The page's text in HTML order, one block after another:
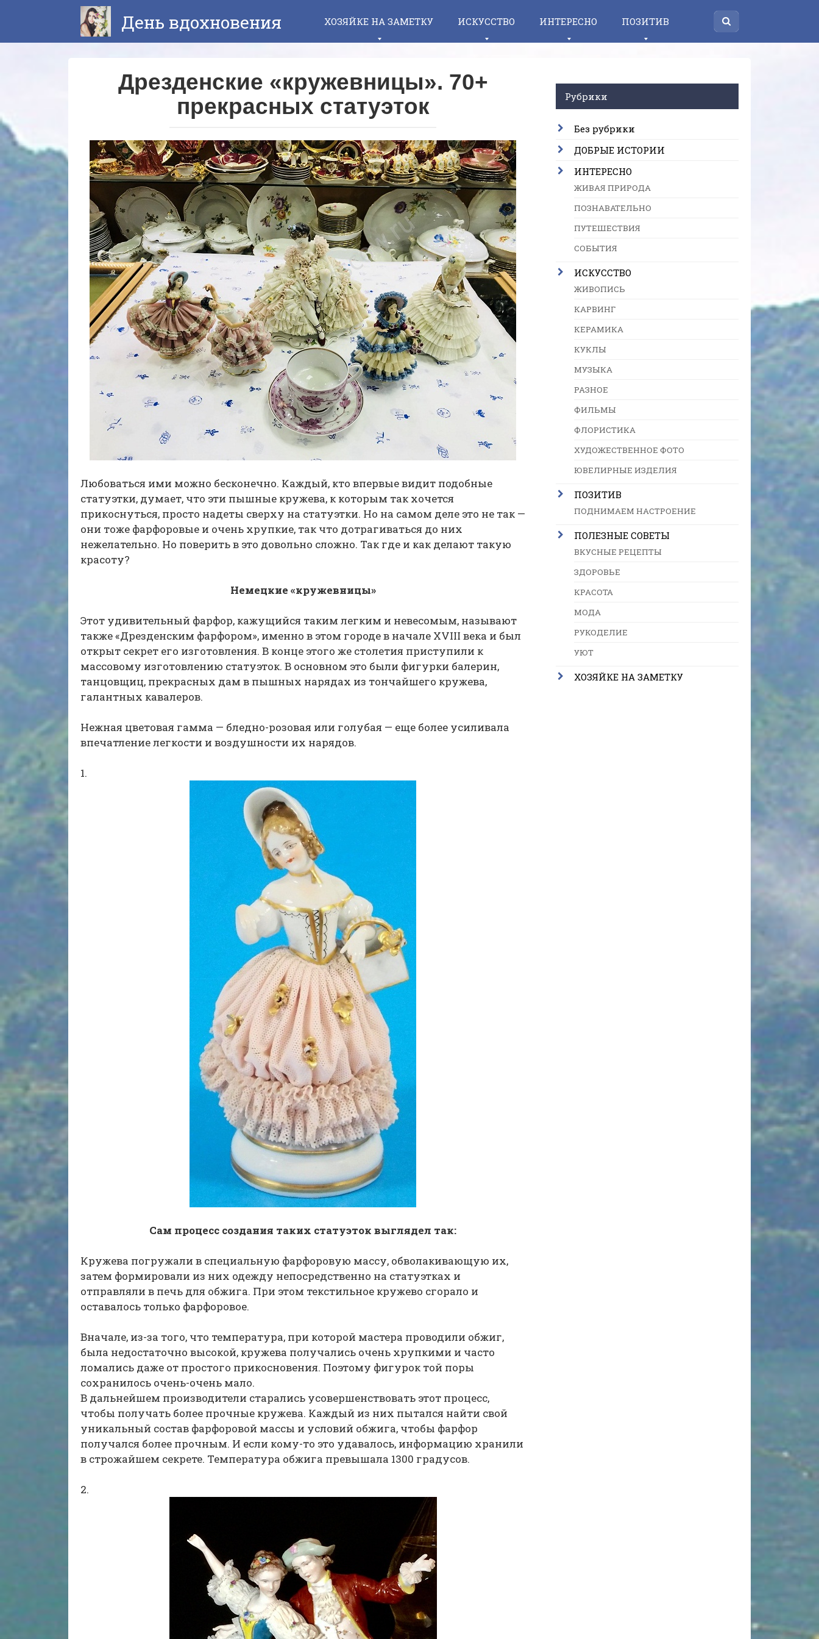
День вдохновения ХОЗЯЙКЕ НА ЗАМЕТКУ ИСКУССТВО ИНТЕРЕСНО ПОЗИТИВ
Дрезденские «кружевницы». 70+
прекрасных статуэток
Любоваться ими можно бесконечно. Каждый, кто впервые видит подобные
статуэтки, думает, что эти пышные кружева, к которым так хочется
прикоснуться, просто надеты сверху на статуэтки. Но на самом деле это не так —
они тоже фарфоровые и очень хрупкие, так что дотрагиваться до них
нежелательно. Но поверить в это довольно сложно. Так где и как делают такую
красоту?
Немецкие «кружевницы»
Этот удивительный фарфор, кажущийся таким легким и невесомым, называют
также «Дрезденским фарфором», именно в этом городе в начале XVIII века и был
открыт секрет его изготовления. В конце этого же столетия приступили к
массовому изготовлению статуэток. В основном это были фигурки балерин,
танцовщиц, прекрасных дам в пышных нарядах из тончайшего кружева,
галантных кавалеров.
Нежная цветовая гамма — бледно-розовая или голубая — еще более усиливала
впечатление легкости и воздушности их нарядов.
1.
Сам процесс создания таких статуэток выглядел так:
Кружева погружали в специальную фарфоровую массу, обволакивающую их,
затем формировали из них одежду непосредственно на статуэтках и
отправляли в печь для обжига. При этом текстильное кружево сгорало и
оставалось только фарфоровое.
Вначале, из-за того, что температура, при которой мастера проводили обжиг,
была недостаточно высокой, кружева получались очень хрупкими и часто
ломались даже от простого прикосновения. Поэтому фигурок той поры
сохранилось очень-очень мало.
В дальнейшем производители старались усовершенствовать этот процесс,
чтобы получать более прочные кружева. Каждый из них пытался найти свой
уникальный состав фарфоровой массы и условий обжига, чтобы фарфор
получался более прочным. И если кому-то это удавалось, информацию хранили
в строжайшем секрете. Температура обжига превышала 1300 градусов.
2.
Рубрики
Без рубрики
ДОБРЫЕ ИСТОРИИ
ИНТЕРЕСНО
ЖИВАЯ ПРИРОДА
ПОЗНАВАТЕЛЬНО
ПУТЕШЕСТВИЯ
СОБЫТИЯ
ИСКУССТВО
ЖИВОПИСЬ
КАРВИНГ
КЕРАМИКА
КУКЛЫ
МУЗЫКА
РАЗНОЕ
ФИЛЬМЫ
ФЛОРИСТИКА
ХУДОЖЕСТВЕННОЕ ФОТО
ЮВЕЛИРНЫЕ ИЗДЕЛИЯ
ПОЗИТИВ
ПОДНИМАЕМ НАСТРОЕНИЕ
ПОЛЕЗНЫЕ СОВЕТЫ
ВКУСНЫЕ РЕЦЕПТЫ
ЗДОРОВЬЕ
КРАСОТА
МОДА
РУКОДЕЛИЕ
УЮТ
ХОЗЯЙКЕ НА ЗАМЕТКУ